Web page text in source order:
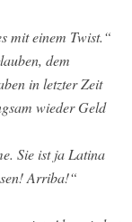
mit einem Twist.“
dem
in letzter Zeit
wieder Geld
Sie ist ja Latina
Arriba!“